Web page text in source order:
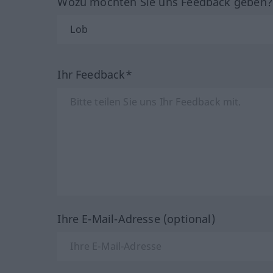
Ihr Feedback*
Ihre E-Mail-Adresse (optional)